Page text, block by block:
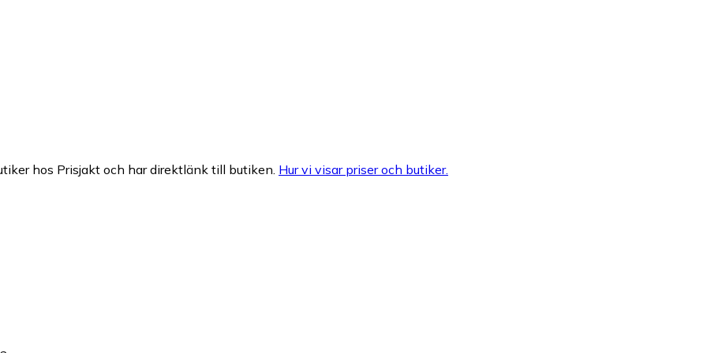
hos Prisjakt och har direktlänk till butiken. Hur vi visar priser och butiker.